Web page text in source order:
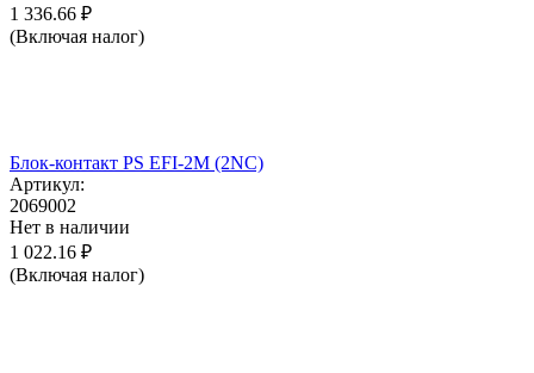
1 336.66 ₽
(Включая налог)
Блок-контакт PS EFI-2M (2NC)
Артикул:
2069002
Нет в наличии
1 022.16 ₽
(Включая налог)